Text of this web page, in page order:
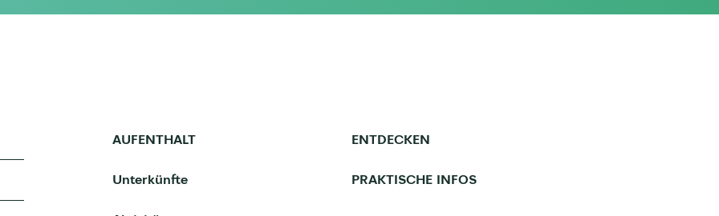
AUFENTHALT
Unterkünfte
ENTDECKEN
PRAKTISCHE INFOS